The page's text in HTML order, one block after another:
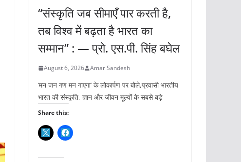
“संस्कृति जब सीमाएँ पार करती है,
तब विश्व में बढ़ता है भारत का
सम्मान” : — प्रो. एस.पी. सिंह बघेल
August 6, 2026 Amar Sandesh
‘मन जन गण मन गाएगा’ के लोकार्पण पर बोले,प्रवासी भारतीय
भारत की संस्कृति, ज्ञान और जीवन मूल्यों के सबसे बड़े
Share this: